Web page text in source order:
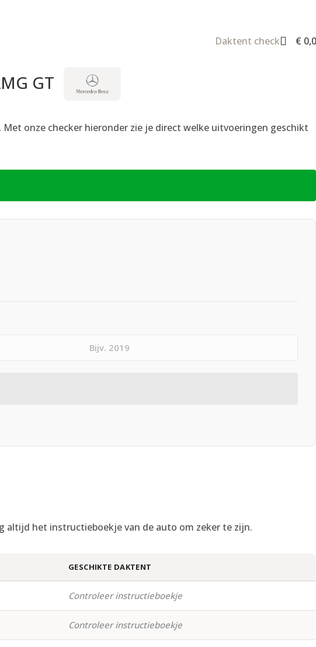
Daktent check €
GT
onze checker hieronder zie je direct welke uitvoeringen geschikt
altijd het instructieboekje van de auto om zeker te zijn.
GESCHIKTE DAKTENT
Controleer instructieboekje
Controleer instructieboekje